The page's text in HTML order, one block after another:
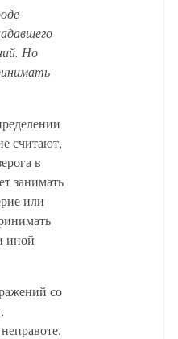
Но
считают,
в
занимать
или
иной
со